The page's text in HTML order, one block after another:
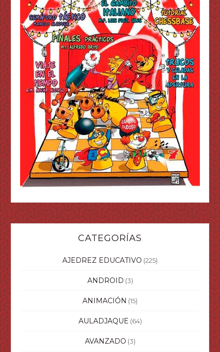
CATEGORÍAS
AJEDREZ EDUCATIVO (225)
ANDROID (3)
ANIMACIÓN (15)
AULADJAQUE (64)
AVANZADO (3)